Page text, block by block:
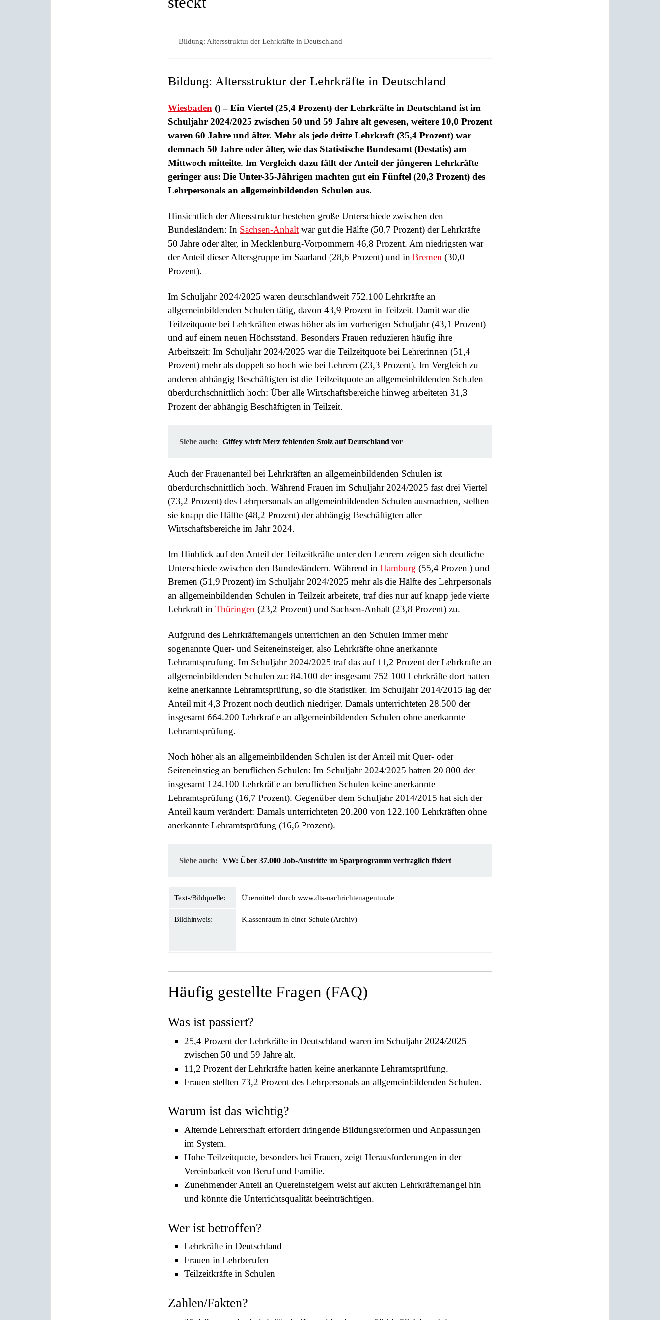
Bildung: Altersstruktur der Lehrkräfte in Deutschland
Bildung: Altersstruktur der Lehrkräfte in Deutschland
Wiesbaden () – Ein Viertel (25,4 Prozent) der Lehrkräfte in Deutschland ist im
Schuljahr 2024/2025 zwischen 50 und 59 Jahre alt gewesen, weitere 10,0 Prozent
waren 60 Jahre und älter. Mehr als jede dritte Lehrkraft (35,4 Prozent) war
demnach 50 Jahre oder älter, wie das Statistische Bundesamt (Destatis) am
Mittwoch mitteilte. Im Vergleich dazu fällt der Anteil der jüngeren Lehrkräfte
geringer aus: Die Unter-35-Jährigen machten gut ein Fünftel (20,3 Prozent) des
Lehrpersonals an allgemeinbildenden Schulen aus.
Hinsichtlich der Altersstruktur bestehen große Unterschiede zwischen den
Bundesländern: In Sachsen-Anhalt war gut die Hälfte (50,7 Prozent) der Lehrkräfte
50 Jahre oder älter, in Mecklenburg-Vorpommern 46,8 Prozent. Am niedrigsten war
der Anteil dieser Altersgruppe im Saarland (28,6 Prozent) und in Bremen (30,0
Prozent).
Im Schuljahr 2024/2025 waren deutschlandweit 752.100 Lehrkräfte an
allgemeinbildenden Schulen tätig, davon 43,9 Prozent in Teilzeit. Damit war die
Teilzeitquote bei Lehrkräften etwas höher als im vorherigen Schuljahr (43,1 Prozent)
und auf einem neuen Höchststand. Besonders Frauen reduzieren häufig ihre
Arbeitszeit: Im Schuljahr 2024/2025 war die Teilzeitquote bei Lehrerinnen (51,4
Prozent) mehr als doppelt so hoch wie bei Lehrern (23,3 Prozent). Im Vergleich zu
anderen abhängig Beschäftigten ist die Teilzeitquote an allgemeinbildenden Schulen
überdurchschnittlich hoch: Über alle Wirtschaftsbereiche hinweg arbeiteten 31,3
Prozent der abhängig Beschäftigten in Teilzeit.
Siehe auch: Giffey wirft Merz fehlenden Stolz auf Deutschland vor
Auch der Frauenanteil bei Lehrkräften an allgemeinbildenden Schulen ist
überdurchschnittlich hoch. Während Frauen im Schuljahr 2024/2025 fast drei Viertel
(73,2 Prozent) des Lehrpersonals an allgemeinbildenden Schulen ausmachten, stellten
sie knapp die Hälfte (48,2 Prozent) der abhängig Beschäftigten aller
Wirtschaftsbereiche im Jahr 2024.
Im Hinblick auf den Anteil der Teilzeitkräfte unter den Lehrern zeigen sich deutliche
Unterschiede zwischen den Bundesländern. Während in Hamburg (55,4 Prozent) und
Bremen (51,9 Prozent) im Schuljahr 2024/2025 mehr als die Hälfte des Lehrpersonals
an allgemeinbildenden Schulen in Teilzeit arbeitete, traf dies nur auf knapp jede vierte
Lehrkraft in Thüringen (23,2 Prozent) und Sachsen-Anhalt (23,8 Prozent) zu.
Aufgrund des Lehrkräftemangels unterrichten an den Schulen immer mehr
sogenannte Quer- und Seiteneinsteiger, also Lehrkräfte ohne anerkannte
Lehramtsprüfung. Im Schuljahr 2024/2025 traf das auf 11,2 Prozent der Lehrkräfte an
allgemeinbildenden Schulen zu: 84.100 der insgesamt 752 100 Lehrkräfte dort hatten
keine anerkannte Lehramtsprüfung, so die Statistiker. Im Schuljahr 2014/2015 lag der
Anteil mit 4,3 Prozent noch deutlich niedriger. Damals unterrichteten 28.500 der
insgesamt 664.200 Lehrkräfte an allgemeinbildenden Schulen ohne anerkannte
Lehramtsprüfung.
Noch höher als an allgemeinbildenden Schulen ist der Anteil mit Quer- oder
Seiteneinstieg an beruflichen Schulen: Im Schuljahr 2024/2025 hatten 20 800 der
insgesamt 124.100 Lehrkräfte an beruflichen Schulen keine anerkannte
Lehramtsprüfung (16,7 Prozent). Gegenüber dem Schuljahr 2014/2015 hat sich der
Anteil kaum verändert: Damals unterrichteten 20.200 von 122.100 Lehrkräften ohne
anerkannte Lehramtsprüfung (16,6 Prozent).
Siehe auch: VW: Über 37.000 Job-Austritte im Sparprogramm vertraglich fixiert
Text-/Bildquelle: Übermittelt durch www.dts-nachrichtenagentur.de
Bildhinweis: Klassenraum in einer Schule (Archiv)
Häufig gestellte Fragen (FAQ)
Was ist passiert?
25,4 Prozent der Lehrkräfte in Deutschland waren im Schuljahr 2024/2025
zwischen 50 und 59 Jahre alt.
11,2 Prozent der Lehrkräfte hatten keine anerkannte Lehramtsprüfung.
Frauen stellten 73,2 Prozent des Lehrpersonals an allgemeinbildenden Schulen.
Warum ist das wichtig?
Alternde Lehrerschaft erfordert dringende Bildungsreformen und Anpassungen
im System.
Hohe Teilzeitquote, besonders bei Frauen, zeigt Herausforderungen in der
Vereinbarkeit von Beruf und Familie.
Zunehmender Anteil an Quereinsteigern weist auf akuten Lehrkräftemangel hin
und könnte die Unterrichtsqualität beeinträchtigen.
Wer ist betroffen?
Lehrkräfte in Deutschland
Frauen in Lehrberufen
Teilzeitkräfte in Schulen
Zahlen/Fakten?